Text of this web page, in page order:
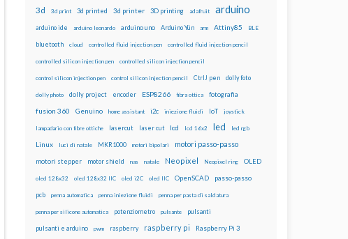
3d 3d print 3d printed 3d printer 3D printing adafruit arduino
arduino ide arduino leonardo arduino uno Arduino Yún arm Attiny85 BLE
bluetooth cloud controlled fluid injection pen controlled fluid injection pencil
controlled silicon injection pen controlled silicon injection pencil
control silicon injection pen control silicon injection pencil CtrlJ pen dolly foto
dolly photo dolly project encoder ESP8266 fibra ottica fotografia
fusion 360 Genuino home assistant i2c iniezione fluidi IoT joystick
lampadario con fibre ottiche lasercut laser cut lcd lcd 16x2 led led rgb
Linux luci di natale MKR1000 motori bipolari motori passo-passo
motori stepper motor shield nas natale Neopixel Neopixel ring OLED
oled 128x32 oled 128x32 IIC oled i2C oled IIC OpenSCAD passo-passo
pcb penna automatica penna iniezione fluidi penna per pasta di saldatura
penna per silicone automatica potenziometro pulsante pulsanti
pulsanti e arduino pwm raspberry raspberry pi Raspberry Pi 3